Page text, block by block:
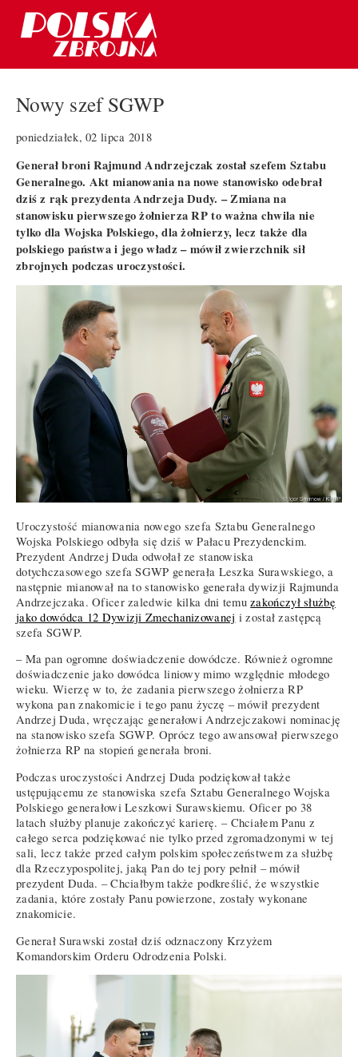
Nowy szef SGWP
poniedziałek, 02 lipca 2018
Generał broni Rajmund Andrzejczak został szefem Sztabu
Generalnego. Akt mianowania na nowe stanowisko odebrał
dziś z rąk prezydenta Andrzeja Dudy. – Zmiana na
stanowisku pierwszego żołnierza RP to ważna chwila nie
tylko dla Wojska Polskiego, dla żołnierzy, lecz także dla
polskiego państwa i jego władz – mówił zwierzchnik sił
zbrojnych podczas uroczystości.
Uroczystość mianowania nowego szefa Sztabu Generalnego
Wojska Polskiego odbyła się dziś w Pałacu Prezydenckim.
Prezydent Andrzej Duda odwołał ze stanowiska
dotychczasowego szefa SGWP generała Leszka Surawskiego, a
następnie mianował na to stanowisko generała dywizji Rajmunda
Andrzejczaka. Oficer zaledwie kilka dni temuzakończył służbę
jako dowódca 12 Dywizji Zmechanizowanej i został zastępcą
szefa SGWP.
– Ma pan ogromne doświadczenie dowódcze. Również ogromne
doświadczenie jako dowódca liniowy mimo względnie młodego
wieku. Wierzę w to, że zadania pierwszego żołnierza RP
wykona pan znakomicie i tego panu życzę – mówił prezydent
Andrzej Duda, wręczając generałowi Andrzejczakowi nominację
na stanowisko szefa SGWP. Oprócz tego awansował pierwszego
żołnierza RP na stopień generała broni.
Podczas uroczystości Andrzej Duda podziękował także
ustępującemu ze stanowiska szefa Sztabu Generalnego Wojska
Polskiego generałowi Leszkowi Surawskiemu. Oficer po 38
latach służby planuje zakończyć karierę. – Chciałem Panu z
całego serca podziękować nie tylko przed zgromadzonymi w tej
sali, lecz także przed całym polskim społeczeństwem za służbę
dla Rzeczypospolitej, jaką Pan do tej pory pełnił – mówił
prezydent Duda. – Chciałbym także podkreślić, że wszystkie
zadania, które zostały Panu powierzone, zostały wykonane
znakomicie.
Generał Surawski został dziś odznaczony Krzyżem
Komandorskim Orderu Odrodzenia Polski.